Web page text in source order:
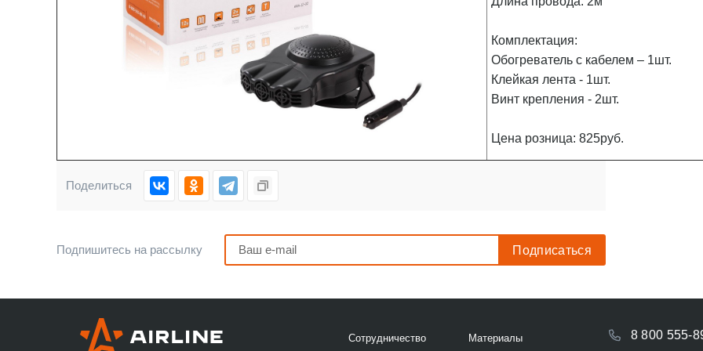
Комплектация:
Обогреватель с кабелем – 1шт.
Клейкая лента - 1шт.
Винт крепления - 2шт.
Цена розница: 825руб.
Поделиться
Подпишитесь на рассылку
Сотрудничество Материалы 8 800 555-